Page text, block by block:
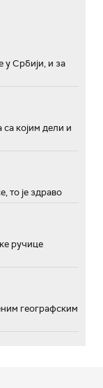
у Србији, и за
са којим дели и
то је здраво
ручице
географским